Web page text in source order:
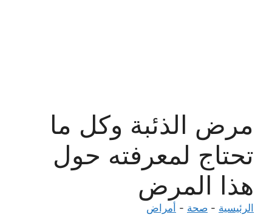
مرض الذئبة وكل ما
تحتاج لمعرفته حول
هذا المرض
الرئيسية - صحة - أمراض